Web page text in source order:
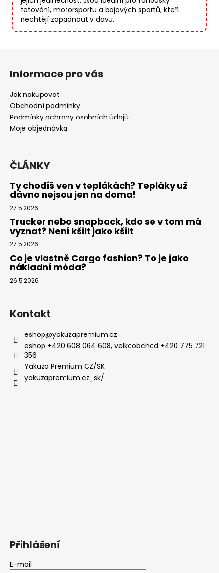
tetování, motorsportu a bojových sportů, kteří
nechtějí zapadnout v davu.
Informace pro vás
Jak nakupovat
Obchodní podmínky
Podmínky ochrany osobních údajů
Moje objednávka
ČLÁNKY
Ty chodíš ven v teplákách? Tepláky už
dávno nejsou jen na doma!
27.5.2026
Trucker nebo snapback, kdo se v tom má
vyznat? Není kšilt jako kšilt
27.5.2026
Co je vlastně Cargo fashion? To je jako
nákladní móda?
26.5.2026
Kontakt
eshop@yakuzapremium.cz
eshop +420 608 064 608, velkoobchod +420 775 721
356
Yakuza Premium CZ/SK
yakuzapremium.cz_sk/
Přihlášení
E-mail